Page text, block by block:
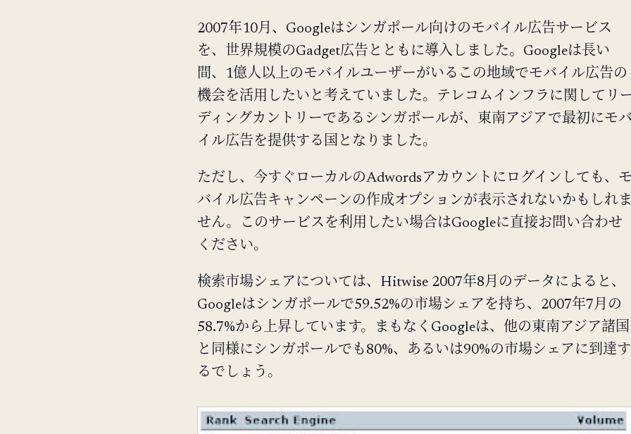
2007年10月、Googleはシンガポール向けのモバイル広告サービス
を、世界規模のGadget広告とともに導入しました。Googleは長い
間、1億人以上のモバイルユーザーがいるこの地域でモバイル広告の
機会を活用したいと考えていました。テレコムインフラに関してリ
ディングカントリーであるシンガポールが、東南アジアで最初にモ
イル広告を提供する国となりました。
ただし、今すぐローカルのAdwordsアカウントにログインしても、
バイル広告キャンペーンの作成オプションが表示されないかもしれ
せん。このサービスを利用したい場合はGoogleに直接お問い合わせ
ください。
検索市場シェアについては、Hitwise 2007年8月のデータによると、
Googleはシンガポールで59.52%の市場シェアを持ち、2007年7月の
58.7%から上昇しています。まもなくGoogleは、他の東南アジア諸国
と同様にシンガポールでも80%、あるいは90%の市場シェアに到達す
るでしょう。